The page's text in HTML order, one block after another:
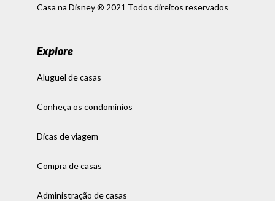
Casa na Disney ® 2021 Todos direitos reservados
Explore
Aluguel de casas
Conheça os condomínios
Dicas de viagem
Compra de casas
Administração de casas